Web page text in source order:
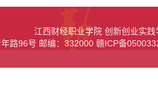
江西财经职业学院创新创业实践
路96号邮编：332000 赣ICP备